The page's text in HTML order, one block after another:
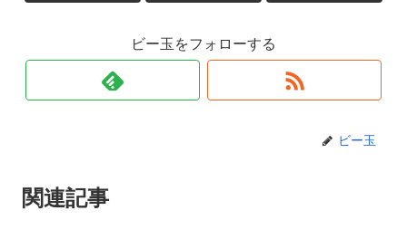
ビー玉をフォローする
ビー玉
関連記事